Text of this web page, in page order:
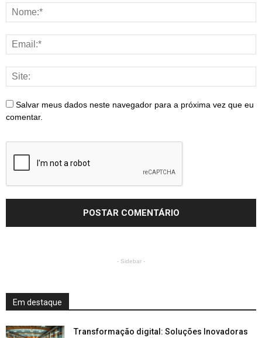
Salvar meus dados neste navegador para a próxima vez que eu
comentar.
- Sidebar -
Em destaque
Transformação digital: Soluções Inovadoras